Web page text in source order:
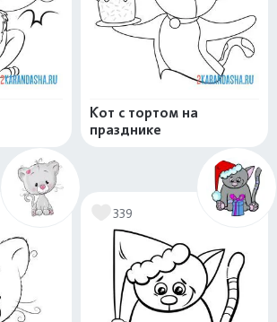
Кот с тортом на
празднике
339